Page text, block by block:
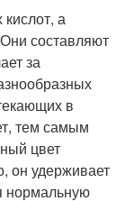
а
составляют
за
в
тем самым
цвет
он удерживает
нормальную